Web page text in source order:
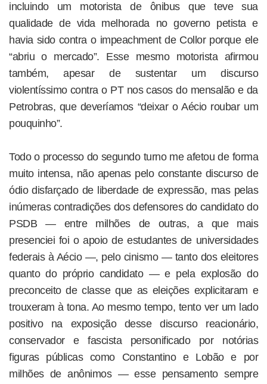
incluindo um motorista de ônibus que teve sua
qualidade de vida melhorada no governo petista e
havia sido contra o impeachment de Collor porque ele
“abriu o mercado”. Esse mesmo motorista afirmou
também, apesar de sustentar um discurso
violentíssimo contra o PT nos casos do mensalão e da
Petrobras, que deveríamos “deixar o Aécio roubar um
pouquinho”.
Todo o processo do segundo turno me afetou de forma
muito intensa, não apenas pelo constante discurso de
ódio disfarçado de liberdade de expressão, mas pelas
inúmeras contradições dos defensores do candidato do
PSDB — entre milhões de outras, a que mais
presenciei foi o apoio de estudantes de universidades
federais à Aécio —, pelo cinismo — tanto dos eleitores
quanto do próprio candidato — e pela explosão do
preconceito de classe que as eleições explicitaram e
trouxeram à tona. Ao mesmo tempo, tento ver um lado
positivo na exposição desse discurso reacionário,
conservador e fascista personificado por notórias
figuras públicas como Constantino e Lobão e por
milhões de anônimos — esse pensamento sempre